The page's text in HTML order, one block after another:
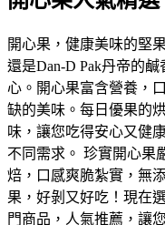
開心果，健康美味的堅
還是Dan-D Pak丹帝的
心。開心果富含營養，
缺的美味。每日優果的
味，讓您吃得安心又健
不同需求。 珍實開心果
焙，口感爽脆紮實，無
果，好剝又好吃！現在
門商品，人氣推薦，讓